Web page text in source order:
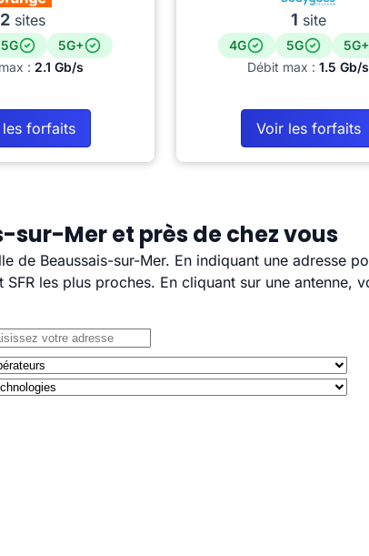
2 sites
5G
5G+
: 2.1 Gb/s
forfaits
1 site
4G 5G
5G+
Débit max : 1.5 Gb/s
Voir les forfaits
sur-Mer et près de chez vous
de Beaussais-sur-Mer. En indiquant une adresse
les plus proches. En cliquant sur une